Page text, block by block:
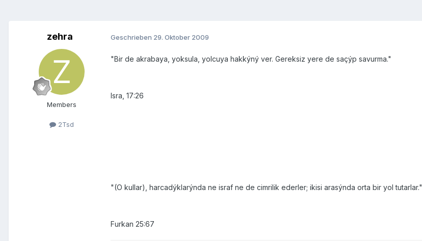
zehra
Members
2Tsd
Geschrieben 29. Oktober 2009
"Bir de akrabaya, yoksula, yolcuya hakkýný ver. Gereksiz yere de saçýp savurma."
Isra, 17:26
"(O kullar), harcadýklarýnda ne israf ne de cimrilik ederler; ikisi arasýnda orta bir yol tutarlar."
Furkan 25:67